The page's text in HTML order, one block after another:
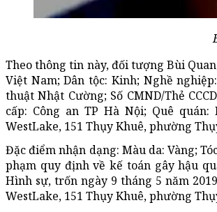
Theo thông tin này, đối tượng Bùi
Việt Nam; Dân tộc: Kinh; Nghề
thuật Nhật Cường; Số CMND/Thẻ
cấp: Công an TP Hà Nội; Quê
WestLake, 151 Thụy Khuê, phường
Đặc điểm nhận dạng: Màu da: Vàng;
phạm quy định về kế toán gây hậu
Hình sự, trốn ngày 9 tháng 5 năm
WestLake, 151 Thụy Khuê, phường